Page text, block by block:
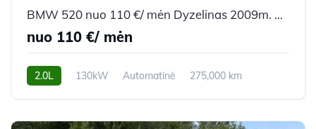
BMW 520 nuo 110 €/ mėn Dyzelinas 2009m. Universalas Automatinė
nuo 110 €/ mėn
2.0L 130kW Automatinė
275,000 km